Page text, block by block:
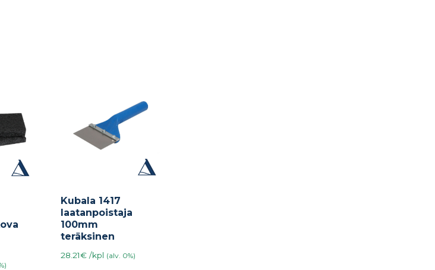
Kubala 1417
laatanpoistaja
100mm
teräksinen
28.21€ /kpl (alv. 0%)